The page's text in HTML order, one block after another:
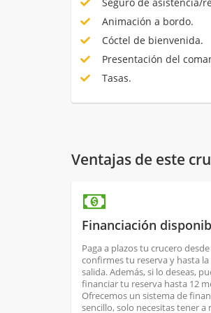
Animación a bordo.
Cóctel de bienvenida.
Presentación del
Tasas.
Ventajas de este
Financiación
Paga a plazos tu crucero
confirmes tu reserva y hasta la
salida. Además, si lo deseas,
financiar tu reserva hasta 12
Ofrecemos un sistema de
sencillo, solo necesitas tener a